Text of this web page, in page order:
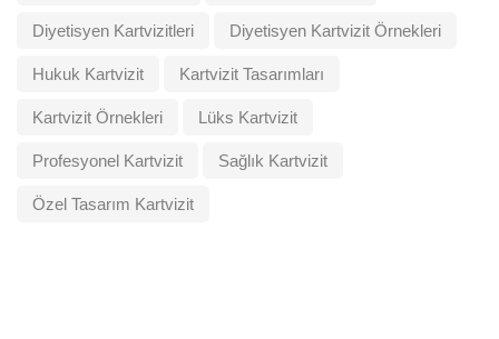
Diyetisyen Kartvizitleri Diyetisyen Kartvizit Örnekleri
Hukuk Kartvizit Kartvizit Tasarımları
Kartvizit Örnekleri Lüks Kartvizit
Profesyonel Kartvizit Sağlık Kartvizit
Özel Tasarım Kartvizit